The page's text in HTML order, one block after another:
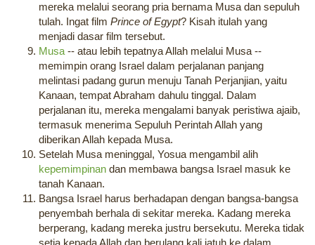
mereka melalui seorang pria bernama Musa dan sepuluh
tulah. Ingat film Prince of Egypt? Kisah itulah yang
menjadi dasar film tersebut.
Musa -- atau lebih tepatnya Allah melalui Musa --
memimpin orang Israel dalam perjalanan panjang
melintasi padang gurun menuju Tanah Perjanjian, yaitu
Kanaan, tempat Abraham dahulu tinggal. Dalam
perjalanan itu, mereka mengalami banyak peristiwa ajaib,
termasuk menerima Sepuluh Perintah Allah yang
diberikan Allah kepada Musa.
Setelah Musa meninggal, Yosua mengambil alih
kepemimpinan dan membawa bangsa Israel masuk ke
tanah Kanaan.
Bangsa Israel harus berhadapan dengan bangsa-bangsa
penyembah berhala di sekitar mereka. Kadang mereka
berperang, kadang mereka justru bersekutu. Mereka tidak